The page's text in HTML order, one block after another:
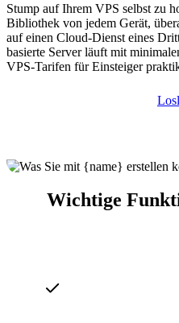
Stump auf Ihrem VPS selbst zu
Bibliothek von jedem Gerät,
auf einen Cloud-Dienst eines
basierte Server läuft mit
VPS-Tarifen für Einsteiger
Wichtige